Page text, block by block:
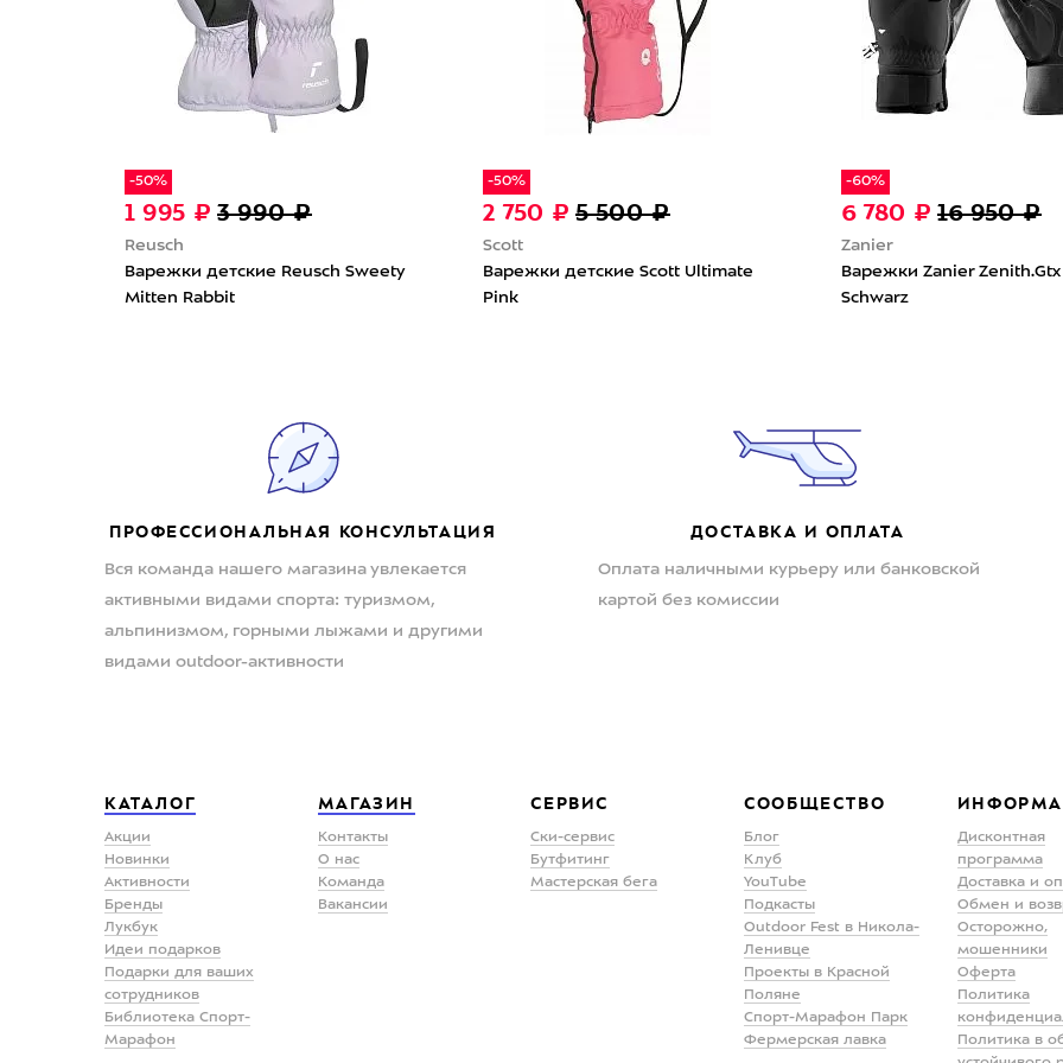
-50%
1 995 ₽ 3 990 ₽
Reusch
Варежки детские Reusch Sweety
Mitten Rabbit
-50%
2 750 ₽ 5 500 ₽
Scott
Варежки детские Scott Ultimate
Pink
-60%
6 780 ₽ 16 950 ₽
Zanier
Варежки Zanier Zenith.Gtx
Schwarz
ПРОФЕССИОНАЛЬНАЯ КОНСУЛЬТАЦИЯ
Вся команда нашего магазина увлекается
активными видами спорта: туризмом,
альпинизмом, горными лыжами и другими
видами outdoor-активности
ДОСТАВКА И ОПЛАТА
Оплата наличными курьеру или банковской
картой без комиссии
КАТАЛОГ
Акции
Новинки
Активности
Бренды
Лукбук
Идеи подарков
Подарки для ваших
сотрудников
Библиотека Спорт-
Марафон
МАГАЗИН
Контакты
О нас
Команда
Вакансии
СЕРВИС
Ски-сервис
Бутфитинг
Мастерская бега
СООБЩЕСТВО
Блог
Клуб
YouTube
Подкасты
Outdoor Fest в Никола-
Ленивце
Проекты в Красной
Поляне
Спорт-Марафон Парк
Фермерская лавка
Дисконтная
программа
Доставка и
Обмен и
Осторожно,
мошенники
Оферта
Политика
Политика в